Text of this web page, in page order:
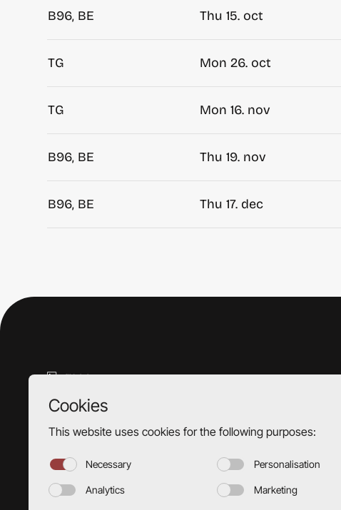
B96, BE Thu 15. oct
TG Mon 26. oct
TG Mon 16. nov
B96, BE Thu 19. nov
B96, BE Thu 17. dec
Hesthaugvegen 18,5119 Ulset, Bergen
post@tsolbakken.no